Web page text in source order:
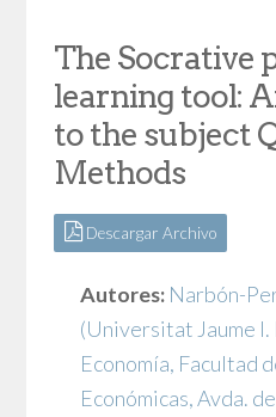
The Socrative
learning tool:
to the subject
Methods
Descargar Archivo
Autores: Narbón-
(Universitat Jaume
Economía, Facultad
Económicas, Avda.